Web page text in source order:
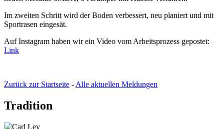
Im zweiten Schritt wird der Boden verbessert, neu planiert und mit
Sportrasen eingesät.
Auf Instagram haben wir ein Video vom Arbeitsprozess gepostet:
Link
Zurück zur Startseite - Alle aktuellen Meldungen
Tradition